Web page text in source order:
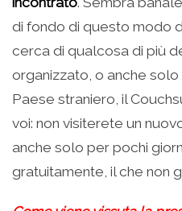
di fondo di questo modo
cerca di qualcosa di più
organizzato, o anche solo
Paese straniero, il
voi: non visiterete un
anche solo per pochi
gratuitamente, il che non